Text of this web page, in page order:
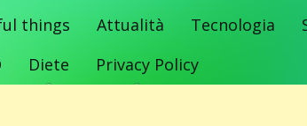
things Attualità Tecnologia
Diete Privacy Policy